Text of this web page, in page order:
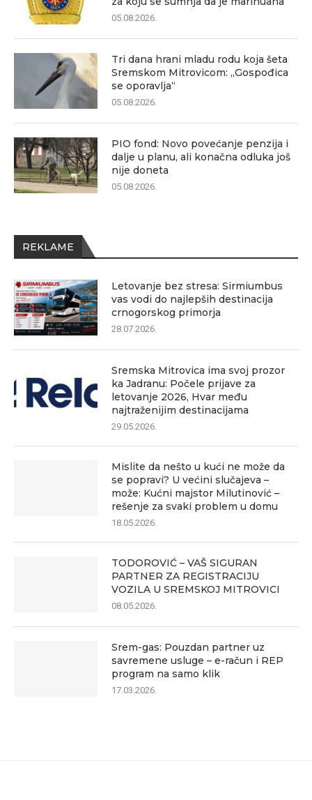
05.08.2026.
Tri dana hrani mladu rodu koja šeta
Sremskom Mitrovicom: „Gospođica
se oporavlja“
05.08.2026.
PIO fond: Novo povećanje penzija i
dalje u planu, ali konačna odluka još
nije doneta
05.08.2026.
REKLAME
Letovanje bez stresa: Sirmiumbus
vas vodi do najlepših destinacija
crnogorskog primorja
28.07.2026.
Sremska Mitrovica ima svoj prozor
ka Jadranu: Počele prijave za
letovanje 2026, Hvar među
najtraženijim destinacijama
29.05.2026.
Mislite da nešto u kući ne može da
se popravi? U većini slučajeva –
može: Kućni majstor Milutinović –
rešenje za svaki problem u domu
18.05.2026.
TODOROVIĆ – VAŠ SIGURAN
PARTNER ZA REGISTRACIJU
VOZILA U SREMSKOJ MITROVICI
08.05.2026.
Srem-gas: Pouzdan partner uz
savremene usluge – e-račun i REP
program na samo klik
17.03.2026.